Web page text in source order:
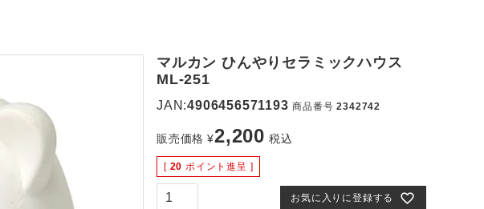
マルカン ひんやりセラミックハウス
ML-251
JAN:4906456571193 商品番号 2342742
販売価格 ¥2,200 税込
[ 20 ポイント進呈 ]
お気に入りに登録する